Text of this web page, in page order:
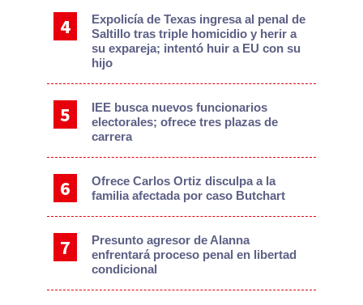
Expolicía de Texas ingresa al penal de
Saltillo tras triple homicidio y herir a
su expareja; intentó huir a EU con su
hijo
IEE busca nuevos funcionarios
electorales; ofrece tres plazas de
carrera
Ofrece Carlos Ortiz disculpa a la
familia afectada por caso Butchart
Presunto agresor de Alanna
enfrentará proceso penal en libertad
condicional